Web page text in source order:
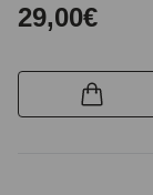
29,00€